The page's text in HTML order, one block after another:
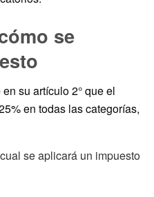
se
su artículo 2° que el
en todas las categorías,
se aplicará un impuesto